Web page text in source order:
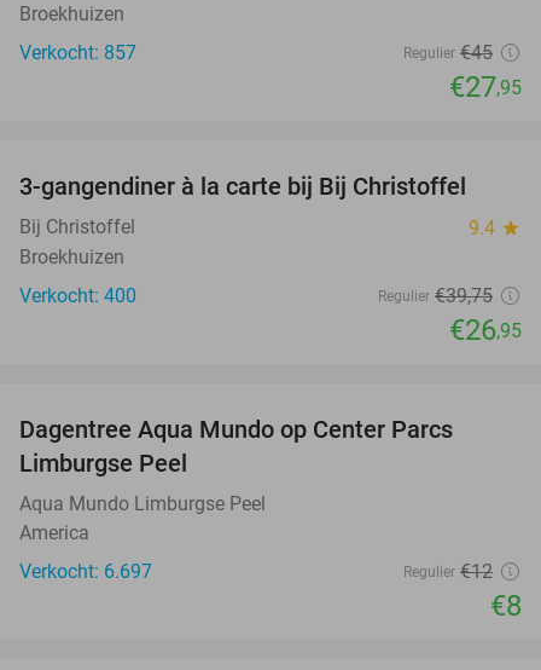
Broekhuizen
Verkocht: 857
Regulier €45
€27,95
3-gangendiner à la carte bij Bij Christoffel
Bij Christoffel 9.4 star
Broekhuizen
Verkocht: 400
Regulier €39,75
€26,95
Dagentree Aqua Mundo op Center Parcs
Limburgse Peel
Aqua Mundo Limburgse Peel
America
Verkocht: 6.697
Regulier €12
€8